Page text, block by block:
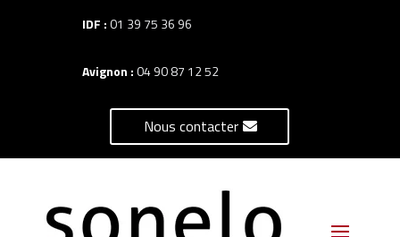
IDF :01 39 75 36 96
Avignon :04 90 87 12 52
Nous contacter